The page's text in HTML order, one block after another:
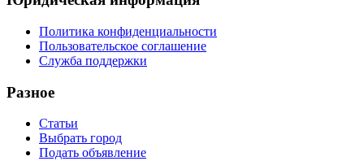
Политика конфиденциальности
Пользовательское соглашение
Служба поддержки
Разное
Статьи
Выбрать город
Подать объявление